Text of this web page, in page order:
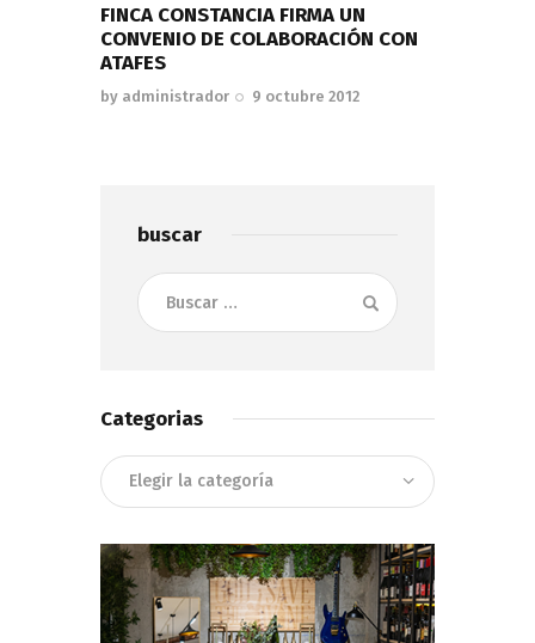
FINCA CONSTANCIA FIRMA UN
CONVENIO DE COLABORACIÓN CON
ATAFES
by administrador 9 octubre 2012
buscar
Buscar:
Categorias
Categorias